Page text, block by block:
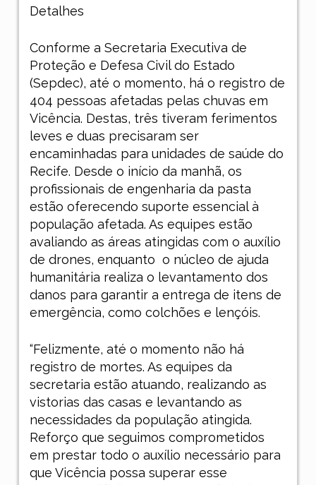
Detalhes
Conforme a Secretaria Executiva de
Proteção e Defesa Civil do Estado
(Sepdec), até o momento, há o registro de
404 pessoas afetadas pelas chuvas em
Vicência. Destas, três tiveram ferimentos
leves e duas precisaram ser
encaminhadas para unidades de saúde do
Recife. Desde o início da manhã, os
profissionais de engenharia da pasta
estão oferecendo suporte essencial à
população afetada. As equipes estão
avaliando as áreas atingidas com o auxílio
de drones, enquanto o núcleo de ajuda
humanitária realiza o levantamento dos
danos para garantir a entrega de itens de
emergência, como colchões e lençóis.
“Felizmente, até o momento não há
registro de mortes. As equipes da
secretaria estão atuando, realizando as
vistorias das casas e levantando as
necessidades da população atingida.
Reforço que seguimos comprometidos
em prestar todo o auxílio necessário para
que Vicência possa superar esse